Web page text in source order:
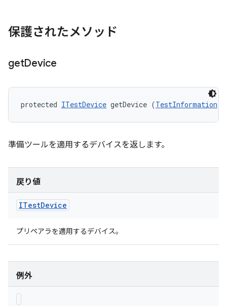
保護されたメソッド
getDevice
protected ITestDevice getDevice (TestInformation
準備ツールを適用するデバイスを返します。
戻り値
ITestDevice
プリペアラを適用するデバイス。
例外